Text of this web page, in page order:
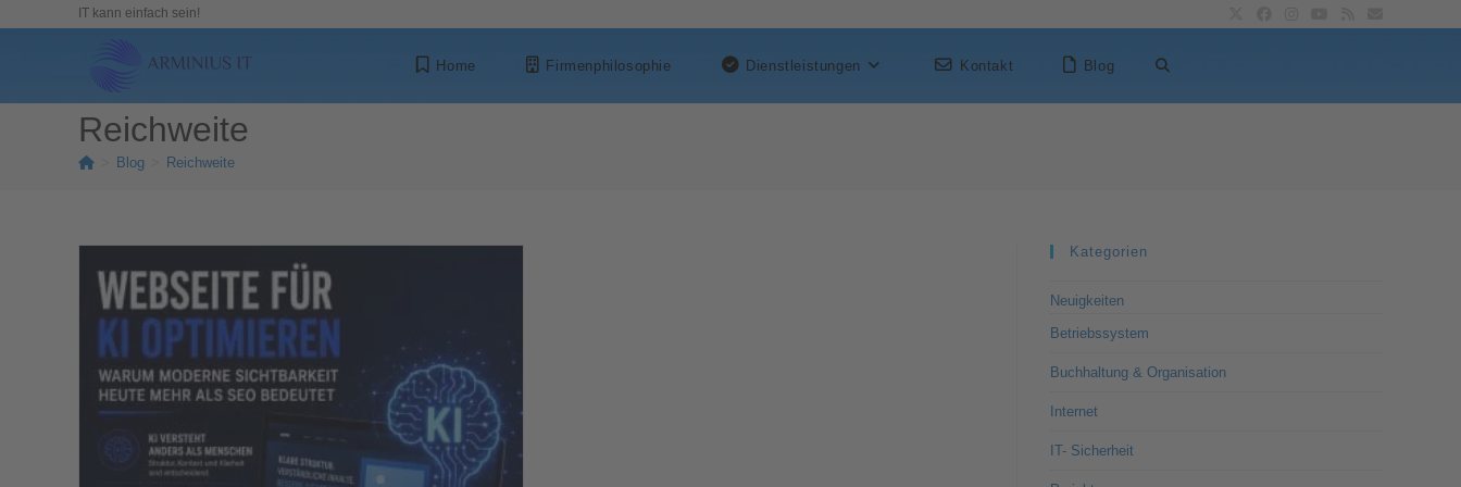
IT kann einfach sein!
Home Firmenphilosophie Dienstleistungen Kontakt Blog
Reichweite
Blog Reichweite
Kategorien
Neuigkeiten
Betriebssystem
Buchhaltung & Organisation
Internet
IT- Sicherheit